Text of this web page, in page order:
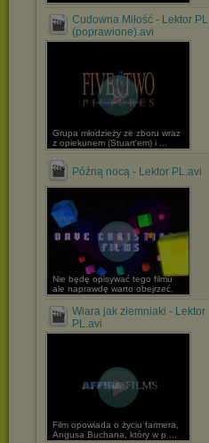
Cudowna Miłość - Lektor PL
(poprawione).avi
Grupa młodzieży ze zboru wraz
z opiekunem (Stuart'em) i ...
Późną nocą - Lektor PL.avi
Nie będę opisywać tego filmu
ale naprawdę warto obejrzeć.
Wiara jak ziemniaki - Lektor
PL.avi
Film opowiada o życiu farmera,
Angusa Buchana, który w p ...